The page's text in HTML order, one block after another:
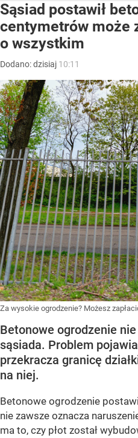
Sąsiad postawił
centymetrów może
o wszystkim
Dodano:dzisiaj 10:11
Za wysokie ogrodzenie? Możesz
Betonowe ogrodzenie
sąsiada. Problem
przekracza granicę
na niej.
Betonowe ogrodzenie
nie zawsze oznacza
ma to, czy płot został